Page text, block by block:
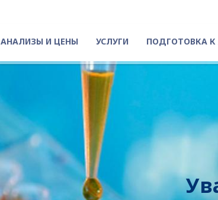
АНАЛИЗЫ И ЦЕНЫ УСЛУГИ ПОДГОТОВКА